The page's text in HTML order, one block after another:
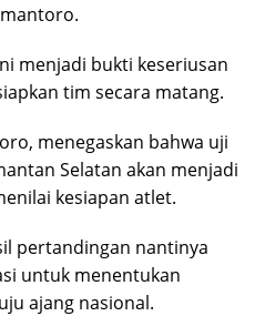
menjadi bukti keseriusan
tim secara matang.
menegaskan bahwa uji
Selatan akan menjadi
kesiapan atlet.
pertandingan nantinya
untuk menentukan
ajang nasional.